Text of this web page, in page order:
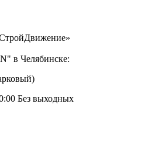
в Челябинске:
Без выходных